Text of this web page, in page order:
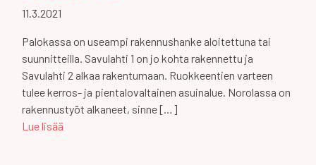
11.3.2021
Palokassa on useampi rakennushanke aloitettuna tai
suunnitteilla. Savulahti 1 on jo kohta rakennettu ja
Savulahti 2 alkaa rakentumaan. Ruokkeentien varteen
tulee kerros- ja pientalovaltainen asuinalue. Norolassa on
rakennustyöt alkaneet, sinne […]
Lue lisää